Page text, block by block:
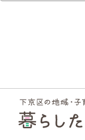
フッ
ター